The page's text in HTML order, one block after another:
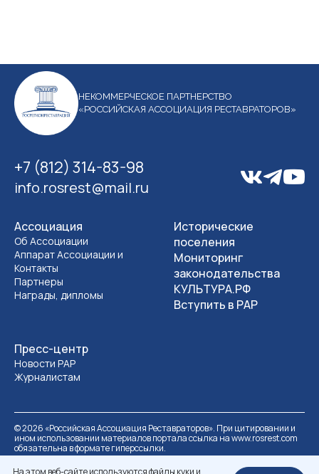
На этом веб-сайте используются файлы куки и
НЕКОММЕРЧЕСКОЕ ПАРТНЕРСТВО
«РОССИЙСКАЯ АССОЦИАЦИЯ РЕСТАВРАТОРОВ»
+7 (812) 314-83-98
info.rosrest@mail.ru
Ассоциация
Об Ассоциации
Аппарат Ассоциации и
Контакты
Партнеры
Награды, дипломы
Пресс-центр
Новости РАР
Журналистам
Исторические
поселения
Мониторинг
законодательства
КУЛЬТУРА.РФ
Вступить в РАР
©2026 «Российская Ассоциация Реставраторов». При цитировании и
ином использовании материалов портала ссылка на www.rosrest.com
обязательна в формате гиперссылки.
Политика обработки персональных данных
Разработка сайта